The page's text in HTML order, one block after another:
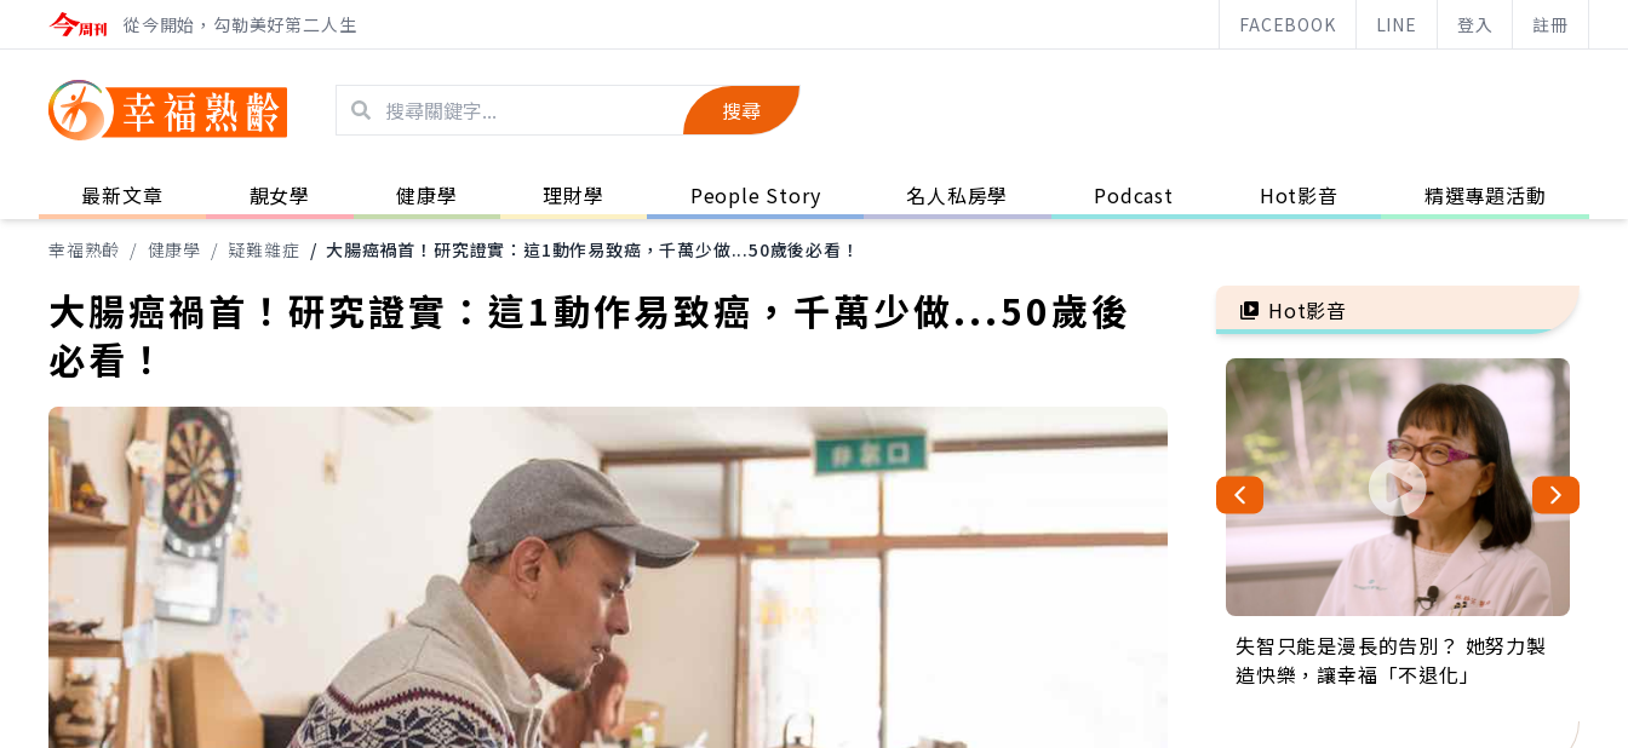
從今開始，勾勒美好第二人生 FACEBOOK LINE 登入 註冊
搜尋
最新文章 靚女學 健康學 理財學 People Story 名人私房學 Podcast Hot影音 精選專題活動
幸福熟齡 / 健康學 / 疑難雜症 / 大腸癌禍首！研究證實：這1動作易致癌，千萬少做...50歲後必看！
大腸癌禍首！研究證實：這1動作易致癌，千萬少做...50歲後
必看！
Hot影音
失智只能是漫長的告別？ 她努力製
造快樂，讓幸福「不退化」
來自剛果的巧克力神父 為台灣奉獻
36年 「台灣是我的家，我連作夢都
63歲卸矽谷副總、搬回台灣找快
樂！「蛋黃哥小丑」走進安養院，
104歲打破金氏世界紀錄 成為全球
最年長羽球選手，分享長壽的秘密
事業巔峰他選擇追夢…黑手阿伯拉
小提琴還登上小巨蛋！連CNN都大